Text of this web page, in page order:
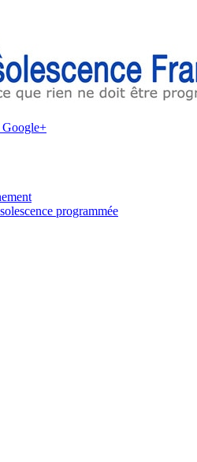
programmée